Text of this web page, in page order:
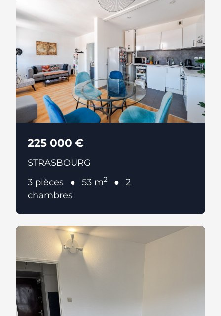
225 000 €
STRASBOURG
3 pièces
53 m2
2
chambres